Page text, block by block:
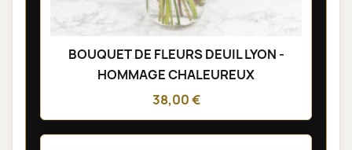
BOUQUET DE FLEURS DEUIL LYON -
HOMMAGE CHALEUREUX
38,00 €